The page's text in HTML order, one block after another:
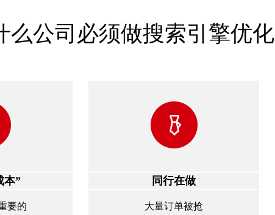
么公司必须做搜索引擎优化
本” 同行在做
要的 大量订单被抢